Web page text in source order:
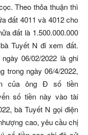
Theo thỏa thuận thì
đất 4011 và 4012 cho
đất là 1.500.000.000
Tuyết N đi xem đất.
06/02/2022 là ghi
trong ngày 06/4/2022,
của ông Đ số tiền
số tiền này vào tài
bà Tuyết N gọi điện
cao, yêu cầu chị